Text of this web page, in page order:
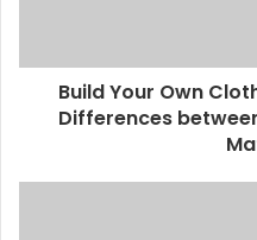
Build Your Own
Differences